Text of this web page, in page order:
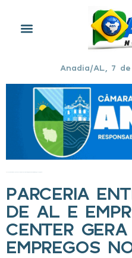
Anadia/AL, 7
PARCERIA
DE AL E
CENTER
EMPREGOS